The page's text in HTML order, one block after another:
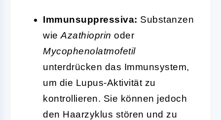
Immunsuppressiva: Substanzen
wie Azathioprin oder
Mycophenolatmofetil
unterdrücken das Immunsystem,
um die Lupus-Aktivität zu
kontrollieren. Sie können jedoch
den Haarzyklus stören und zu